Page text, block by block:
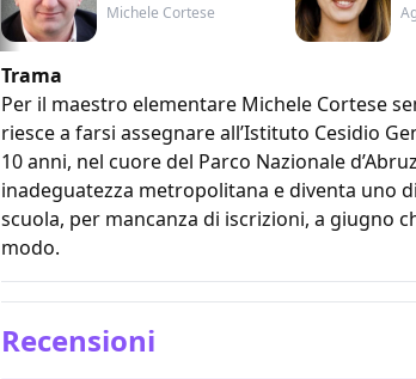
Michele Cortese
Trama
Per il maestro elementare Michele Cortese
riesce a farsi assegnare all’Istituto Cesidio
10 anni, nel cuore del Parco Nazionale
inadeguatezza metropolitana e diventa uno
scuola, per mancanza di iscrizioni, a giugno
modo.
Recensioni